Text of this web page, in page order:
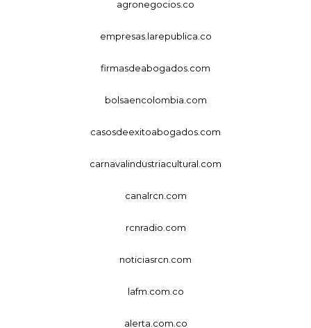
agronegocios.co
empresas.larepublica.co
firmasdeabogados.com
bolsaencolombia.com
casosdeexitoabogados.com
carnavalindustriacultural.com
canalrcn.com
rcnradio.com
noticiasrcn.com
lafm.com.co
alerta.com.co